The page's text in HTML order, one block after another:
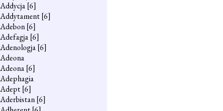
Addycja[6]
Addytament[6]
Adebon[6]
Adefagja[6]
Adenologja[6]
Adeona
Adeona[6]
Adephagia
Adept[6]
Aderbistan[6]